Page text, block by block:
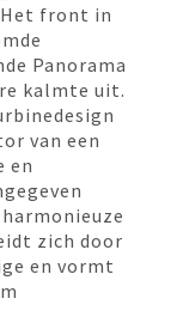
Het front in
Panorama
kalmte uit.
van een
en
zich door
en vormt